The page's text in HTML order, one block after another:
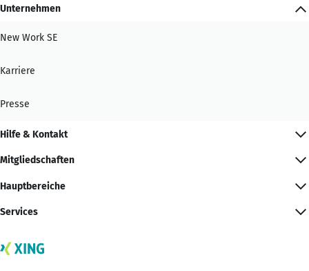
Unternehmen
New Work SE
Karriere
Presse
Hilfe & Kontakt
Mitgliedschaften
Hauptbereiche
Services